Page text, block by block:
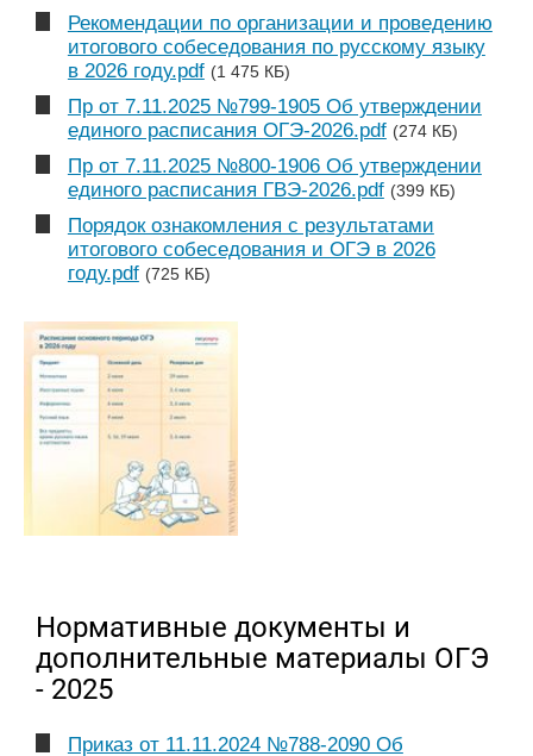
Рекомендации по организации и проведению
итогового собеседования по русскому языку
в 2026 году.pdf (1 475 КБ)
Пр от 7.11.2025 №799-1905 Об утверждении
единого расписания ОГЭ-2026.pdf (274 КБ)
Пр от 7.11.2025 №800-1906 Об утверждении
единого расписания ГВЭ-2026.pdf (399 КБ)
Порядок ознакомления с результатами
итогового собеседования и ОГЭ в 2026
году.pdf (725 КБ)
Нормативные документы и
дополнительные материалы ОГЭ
- 2025
Приказ от 11.11.2024 №788-2090 Об